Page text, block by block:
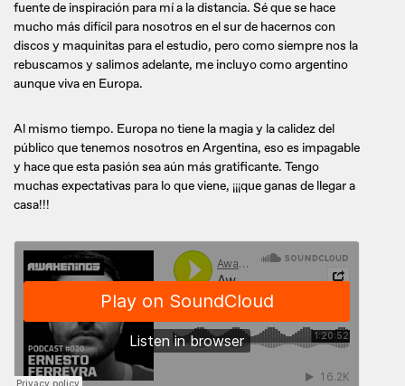
fuente de inspiración para mí a la distancia. Sé que se hace
mucho más difícil para nosotros en el sur de hacernos con
discos y maquinitas para el estudio, pero como siempre nos la
rebuscamos y salimos adelante, me incluyo como argentino
aunque viva en Europa.
Al mismo tiempo. Europa no tiene la magia y la calidez del
público que tenemos nosotros en Argentina, eso es impagable
y hace que esta pasión sea aún más gratificante. Tengo
muchas expectativas para lo que viene, ¡¡¡que ganas de llegar a
casa!!!